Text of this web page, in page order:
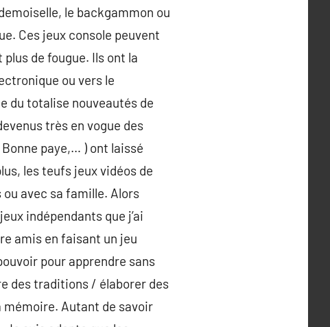
le backgammon ou
Ces jeux console peuvent
de fougue. Ils ont la
ou vers le
du totalise nouveautés de
très en vogue des
paye,… ) ont laissé
les teufs jeux vidéos de
avec sa famille. Alors
indépendants que j’ai
amis en faisant un jeu
pour apprendre sans
des traditions / élaborer des
Autant de savoir